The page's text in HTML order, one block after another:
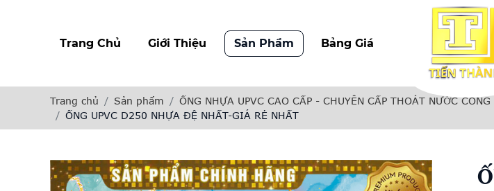
Trang Chủ Giới Thiệu Sản Phẩm Bảng Giá
Trang chủ Sản phẩm ỐNG NHỰA UPVC CAO CẤP - CHUYÊN CẤP THOÁT NƯỚC CÔNG
ỐNG UPVC D250 NHỰA ĐỆ NHẤT-GIÁ RẺ NHẤT